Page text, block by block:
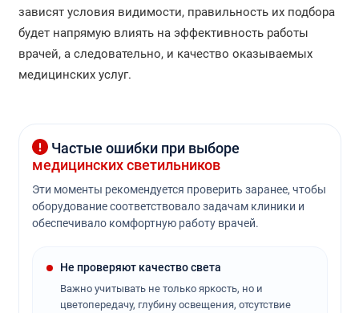
зависят условия видимости, правильность их подбора
будет напрямую влиять на эффективность работы
врачей, а следовательно, и качество оказываемых
медицинских услуг.
Частые ошибки при выборе
медицинских светильников
Эти моменты рекомендуется проверить заранее, чтобы
оборудование соответствовало задачам клиники и
обеспечивало комфортную работу врачей.
Не проверяют качество света
Важно учитывать не только яркость, но и
цветопередачу, глубину освещения, отсутствие